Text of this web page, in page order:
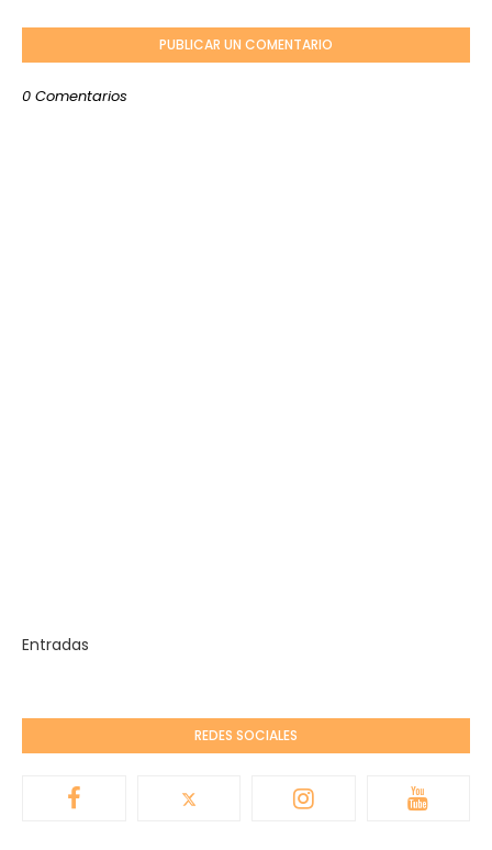
PUBLICAR UN COMENTARIO
0 Comentarios
Entradas
REDES SOCIALES